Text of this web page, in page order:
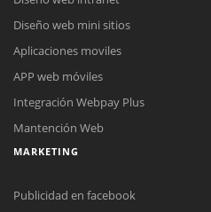
Diseño web mini sitios
Aplicaciones moviles
APP web móviles
Integración Webpay Plus
Mantención Web
MARKETING
Publicidad en facebook